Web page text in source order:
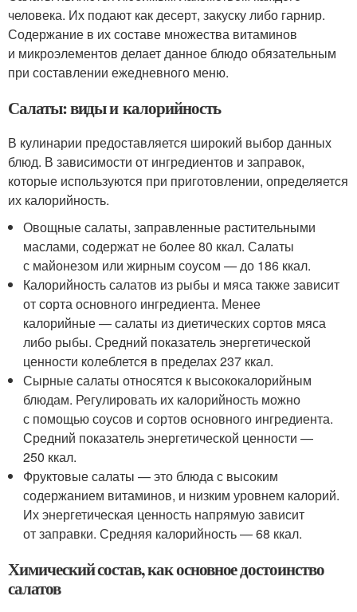
человека. Их подают как десерт, закуску либо гарнир.
Содержание в их составе множества витаминов
и микроэлементов делает данное блюдо обязательным
при составлении ежедневного меню.
Салаты: виды и калорийность
В кулинарии предоставляется широкий выбор данных
блюд. В зависимости от ингредиентов и заправок,
которые используются при приготовлении, определяется
их калорийность.
Овощные салаты, заправленные растительными
маслами, содержат не более 80 ккал. Салаты
с майонезом или жирным соусом — до 186 ккал.
Калорийность салатов из рыбы и мяса также зависит
от сорта основного ингредиента. Менее
калорийные — салаты из диетических сортов мяса
либо рыбы. Средний показатель энергетической
ценности колеблется в пределах 237 ккал.
Сырные салаты относятся к высококалорийным
блюдам. Регулировать их калорийность можно
с помощью соусов и сортов основного ингредиента.
Средний показатель энергетической ценности —
250 ккал.
Фруктовые салаты — это блюда с высоким
содержанием витаминов, и низким уровнем калорий.
Их энергетическая ценность напрямую зависит
от заправки. Средняя калорийность — 68 ккал.
Химический состав, как основное достоинство
салатов